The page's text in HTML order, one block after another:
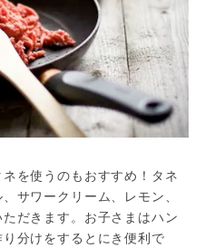
を使うのもおすすめ！タネ
サワークリーム、レモン、
だきます。お子さまはハン
分けをするとにき便利で